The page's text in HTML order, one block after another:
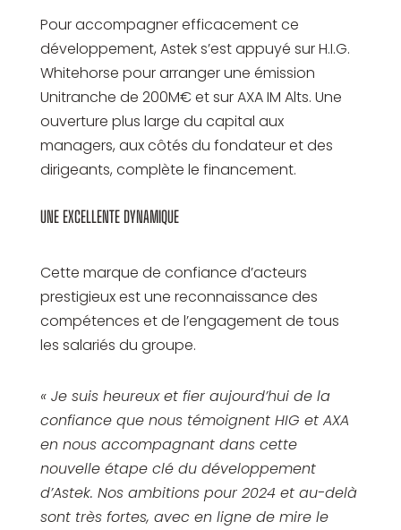
Pour accompagner efficacement ce
développement, Astek s’est appuyé sur H.I.G.
Whitehorse pour arranger une émission
Unitranche de 200M€ et sur AXA IM Alts. Une
ouverture plus large du capital aux
managers, aux côtés du fondateur et des
dirigeants, complète le financement.
UNE EXCELLENTE DYNAMIQUE
Cette marque de confiance d’acteurs
prestigieux est une reconnaissance des
compétences et de l’engagement de tous
les salariés du groupe.
« Je suis heureux et fier aujourd’hui de la
confiance que nous témoignent HIG et AXA
en nous accompagnant dans cette
nouvelle étape clé du développement
d’Astek. Nos ambitions pour 2024 et au-delà
sont très fortes, avec en ligne de mire le